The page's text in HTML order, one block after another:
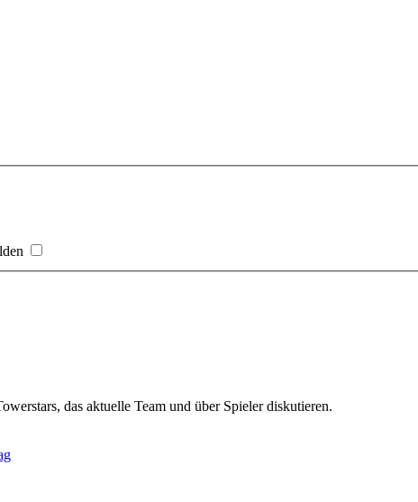
das aktuelle Team und über Spieler diskutieren.